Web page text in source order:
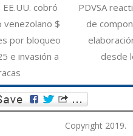
EE.UU. cobró
$
por bloqueo
e invasión a
PDVSA
de
desde
Copyright 2019.